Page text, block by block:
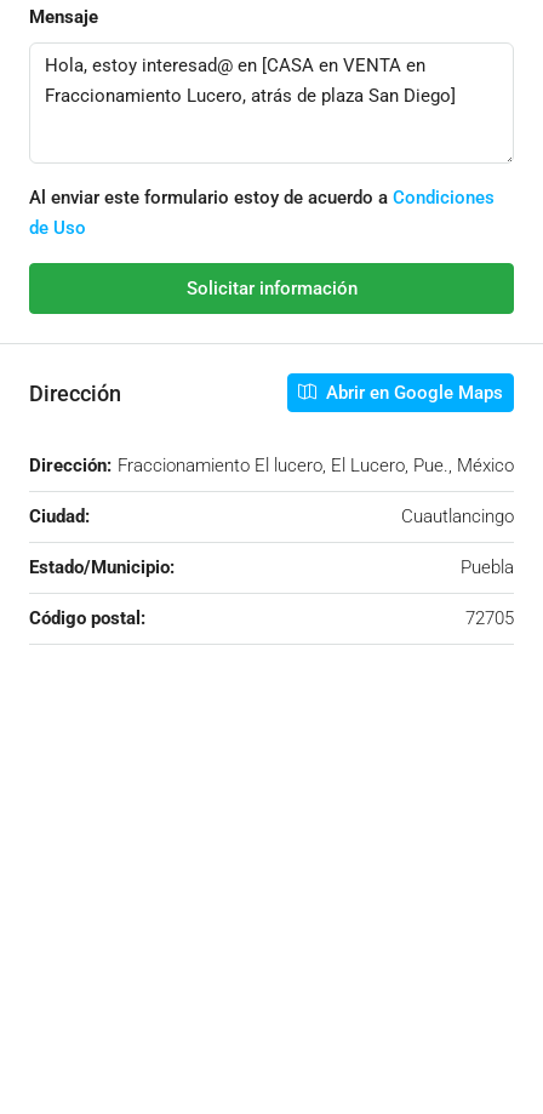
Mensaje
Al enviar este formulario estoy de acuerdo a Condiciones
de Uso
Solicitar información
Dirección Abrir en Google Maps
Dirección: Fraccionamiento El lucero, El Lucero, Pue., México
Ciudad: Cuautlancingo
Estado/Municipio: Puebla
Código postal: 72705